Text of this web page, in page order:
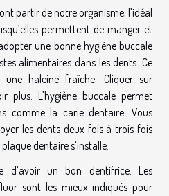
partir de notre organisme, l’idéal
permettent de manger et
une bonne hygiène buccale
alimentaires dans les dents. Ce
haleine fraîche. Cliquer sur
plus. L’hygiène buccale permet
comme la carie dentaire. Vous
les dents deux fois à trois fois
dentaire s’installe.
d’avoir un bon dentifrice. Les
sont les mieux indiqués pour